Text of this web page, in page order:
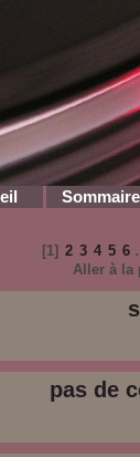
Sommaire
[1] 2 3 4 5 6
Aller à la
pas de